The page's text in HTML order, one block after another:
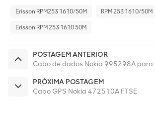
Erisson RPM253 1610/50M RPM 253 1610/50M
Erisson RPM 253 1610 50M
POSTAGEM ANTERIOR
Cabo de dados Nokia 995298A para
PRÓXIMA POSTAGEM
Cabo GPS Nokia 472510A FTSE